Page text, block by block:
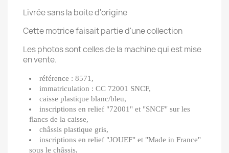
Livrée sans la boite d'origine
Cette motrice faisait partie d'une collection
Les photos sont celles de la machine qui est mise
en vente.
référence : 8571,
immatriculation : CC 72001 SNCF,
caisse plastique blanc/bleu,
inscriptions en relief "72001" et "SNCF" sur les
flancs de la caisse,
châssis plastique gris,
inscriptions en relief "JOUEF" et "Made in France"
sous le châssis,